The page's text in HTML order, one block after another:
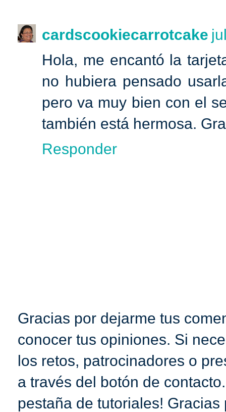
cardscookiecarrotcake
Hola, me encantó la
no hubiera pensado
pero va muy bien con el
también está hermosa.
Responder
Gracias por dejarme tus
conocer tus opiniones. Si
los retos, patrocinadores o
a través del botón de
pestaña de tutoriales!